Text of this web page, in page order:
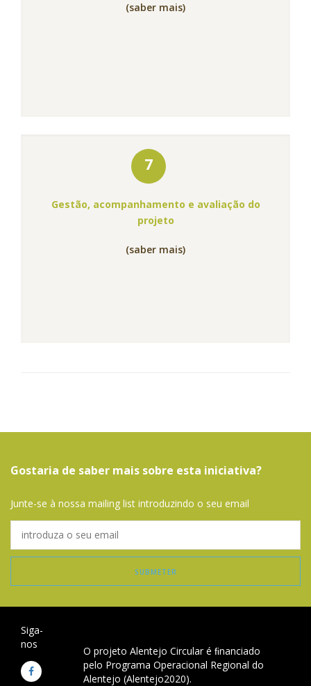
(saber mais)
7
Gestão, acompanhamento e avaliação do
projeto
(saber mais)
Gostaria de saber mais sobre esta iniciativa?
Junte-se à nossa mailing list introduzindo o seu email
Siga-
nos
O projeto Alentejo Circular é ﬁnanciado
pelo Programa Operacional Regional do
Alentejo (Alentejo2020).